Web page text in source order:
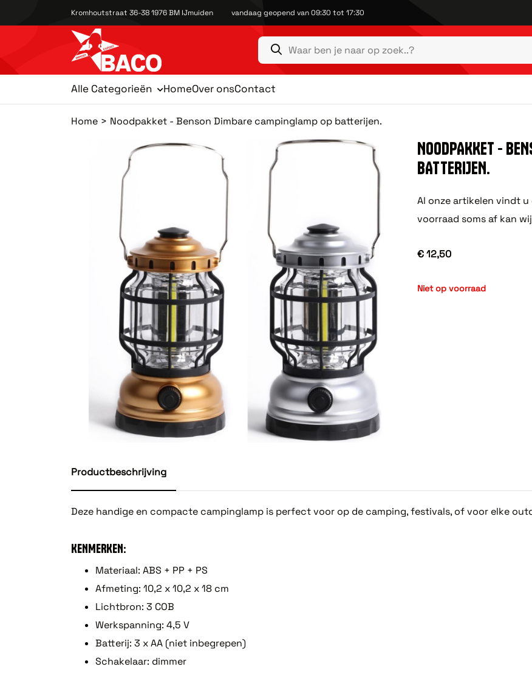
Kromhoutstraat 36-38 1976 BM IJmuiden vandaag geopend van 09:30 tot 17:30
Alle Categorieën HomeOver onsContact
Home Noodpakket - Benson Dimbare campinglamp op batterijen.
NOODPAKKET -
BATTERIJEN.
Al onze artikelen vindt
voorraad soms af kan
€ 12,50
Niet op voorraad
Productbeschrijving
Deze handige en compacte campinglamp is perfect voor op de camping, festivals, of voor elke
KENMERKEN:
Materiaal: ABS + PP + PS
Afmeting: 10,2 x 10,2 x 18 cm
Lichtbron: 3 COB
Werkspanning: 4,5 V
Batterij: 3 x AA (niet inbegrepen)
Schakelaar: dimmer